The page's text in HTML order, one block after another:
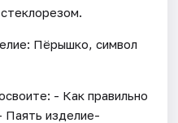
Пёрышко, символ
- Как правильно
Паять изделие-